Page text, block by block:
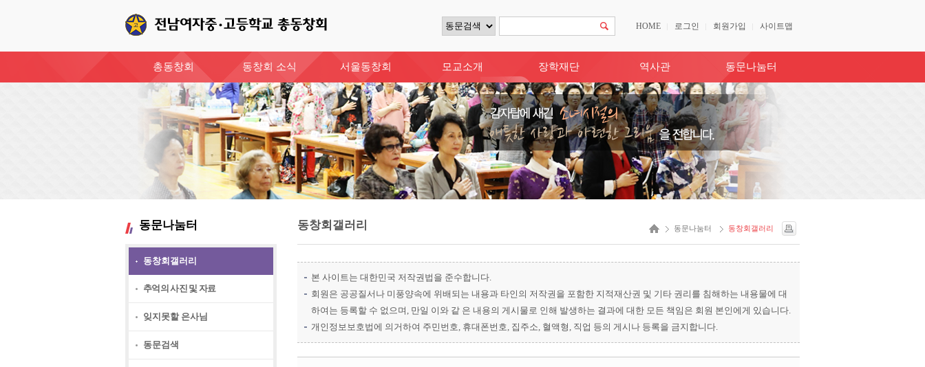
HOME 로그인 회원가입 사이트맵
총동창회 동창회 소식 서울동창회 모교소개 장학재단 역사관 동문나눔터
동문나눔터
동창회갤러리
추억의 사진 및 자료
잊지못할 은사님
동문검색
동창회갤러리 동문나눔터 동창회갤러리
본 사이트는 대한민국 저작권법을 준수합니다.
회원은 공공질서나 미풍양속에 위배되는 내용과 타인의 저작권을 포함한 지적재산권 및 기타 권리를 침해하는 내용물에 대
하여는 등록할 수 없으며, 만일 이와 같 은 내용의 게시물로 인해 발생하는 결과에 대한 모든 책임은 회원 본인에게 있습니다.
개인정보보호법에 의거하여 주민번호, 휴대폰번호, 집주소, 혈액형, 직업 등의 게시나 등록을 금지합니다.